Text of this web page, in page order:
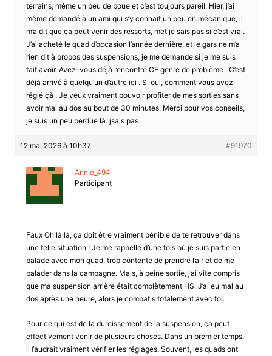
terrains, même un peu de boue et c’est toujours pareil. Hier, j’ai
même demandé à un ami qui s’y connaît un peu en mécanique, il
m’a dit que ça peut venir des ressorts, met je sais pas si c’est vrai.
J’ai acheté le quad d’occasion l’année dernière, et le gars ne m’a
rien dit à propos des suspensions, je me demande si je me suis
fait avoir. Avez-vous déjà rencontré CE genre de problème . C’est
déjà arrivé à quelqu’un d’autre ici . Si oui, comment vous avez
réglé çà . Je veux vraiment pouvoir profiter de mes sorties sans
avoir mal au dos au bout de 30 minutes. Merci pour vos conseils,
je suis un peu perdue là. jsais pas
12 mai 2026 à 10h37 #91970
Annie_494
Participant
Faux Oh là là, ça doit être vraiment pénible de te retrouver dans
une telle situation ! Je me rappelle d’une fois où je suis partie en
balade avec mon quad, trop contente de prendre l’air et de me
balader dans la campagne. Mais, à peine sortie, j’ai vite compris
que ma suspension arrière était complètement HS. J’ai eu mal au
dos après une heure, alors je compatis totalement avec toi.
Pour ce qui est de la durcissement de la suspension, ça peut
effectivement venir de plusieurs choses. Dans un premier temps,
il faudrait vraiment vérifier les réglages. Souvent, les quads ont